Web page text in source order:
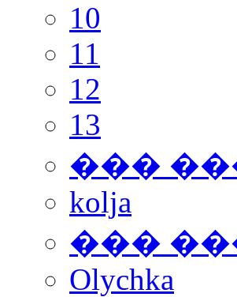
10
11
12
13
���
kolja
���
Olychka